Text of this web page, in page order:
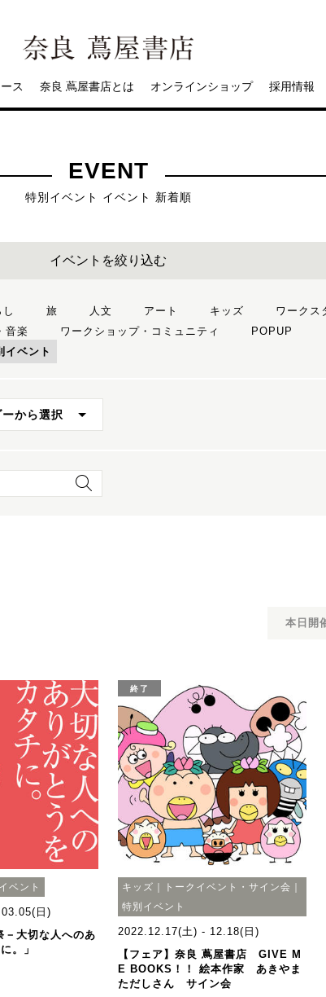
ス 奈良 蔦屋書店とは オンラインショップ 採用情報
EVENT
特別イベント イベント 新着順
イベントを絞り込む
し 旅 人文 アート キッズ ワークス
音楽 ワークショップ・コミュニティ POPUP
イベント
から選択
本日開
ベント
日)
－大切な人へのあ
。」
終了
キッズ｜トークイベント・サイン会｜
特別イベント
2022.12.17(土) - 12.18(日)
【フェア】奈良 蔦屋書店 GIVE M
E BOOKS！！ 絵本作家 あきやま
ただしさん サイン会